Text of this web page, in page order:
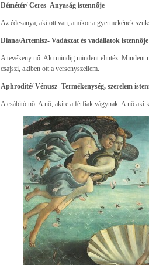
Démétér/ Ceres- Anyaság istennője
Az édesanya, aki ott van, amikor a gyermekének
Diana/Artemisz- Vadászat és vadállatok istennője
A tevékeny nő. Aki mindig mindent elintéz. Mindent
csajszi, akiben ott a versenyszellem.
Aphrodité/ Vénusz- Termékenység, szerelem
A csábító nő. A nő, akire a férfiak vágynak. A nő aki